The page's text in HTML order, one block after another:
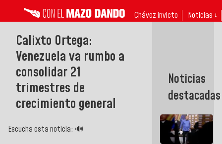
Chávez invicto Noticias ↓
Calixto Ortega:
Venezuela va rumbo a
consolidar 21
trimestres de
crecimiento general
Escucha esta noticia: 🔊
Noticias
destacadas